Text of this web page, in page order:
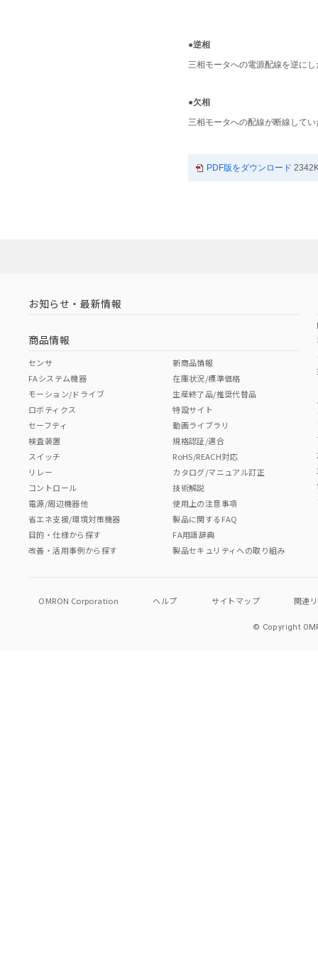
●逆相
三相モータへの電源配線を逆に
●欠相
三相モータへの配線が断線して
PDF版をダウンロード
お知らせ・最新情報
商品情報
センサ
FAシステム機器
モーション/ドライブ
ロボティクス
セーフティ
検査装置
スイッチ
リレー
コントロール
電源/周辺機器他
省エネ支援/環境対策機器
目的・仕様から探す
改善・活用事例から探す
新商品情報
在庫状況/標準価格
生産終了品/推奨代替品
特設サイト
動画ライブラリ
規格認証/適合
RoHS/REACH対応
カタログ/マニュアル訂正
技術解説
使用上の注意事項
製品に関するFAQ
FA用語辞典
製品セキュリティへの取り組み
OMRON Corporation ヘルプ サイトマップ 関連
© Copyright